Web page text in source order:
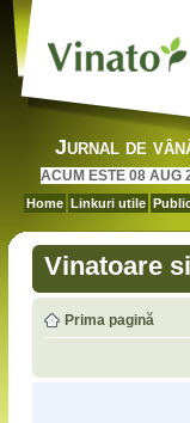
Jurnal de
ACUM ESTE 08 AUG
Home Linkuri utile
Vinatoare
Prima pagină